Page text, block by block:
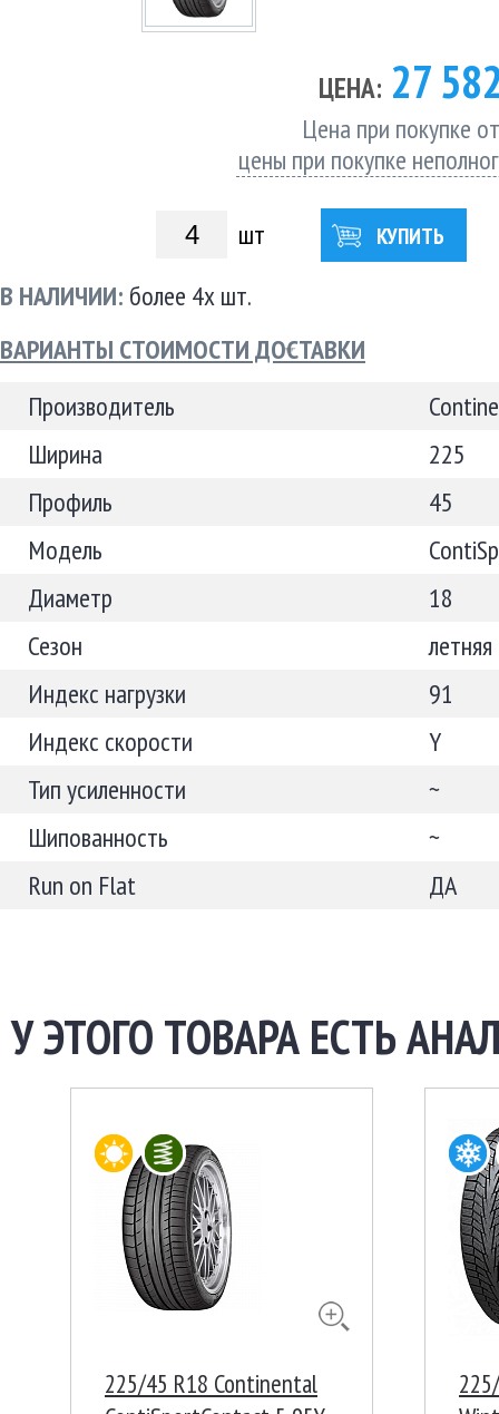
ЦЕНА: 27
Цена при покупке
цены при покупке
шт КУПИТЬ
В НАЛИЧИИ: более 4х шт.
ВАРИАНТЫ СТОИМОСТИ ДОСТАВКИ
Производитель
Ширина
225
Профиль
45
Модель
Диаметр
18
Сезон
летняя
Индекс нагрузки
91
Индекс скорости
Y
Тип усиленности
~
Шипованность
~
Run on Flat
ДА
У ЭТОГО ТОВАРА ЕСТЬ
225/45 R18 Continental